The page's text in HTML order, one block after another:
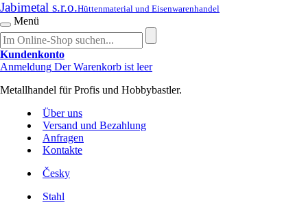
Jabimetal s.r.o.Hüttenmaterial und Eisenwarenhandel
Menü
Kundenkonto
Anmeldung Der Warenkorb ist leer
Metallhandel für Profis und Hobbybastler.
Über uns
Versand und Bezahlung
Anfragen
Kontakte
Česky
Stahl